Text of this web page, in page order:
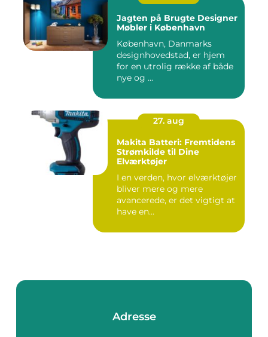
Jagten på Brugte Designer
Møbler i København
København, Danmarks
designhovedstad, er hjem
for en utrolig række af både
nye og ...
27. aug
Makita Batteri: Fremtidens
Strømkilde til Dine
Elværktøjer
I en verden, hvor elværktøjer
bliver mere og mere
avancerede, er det vigtigt at
have en...
Adresse